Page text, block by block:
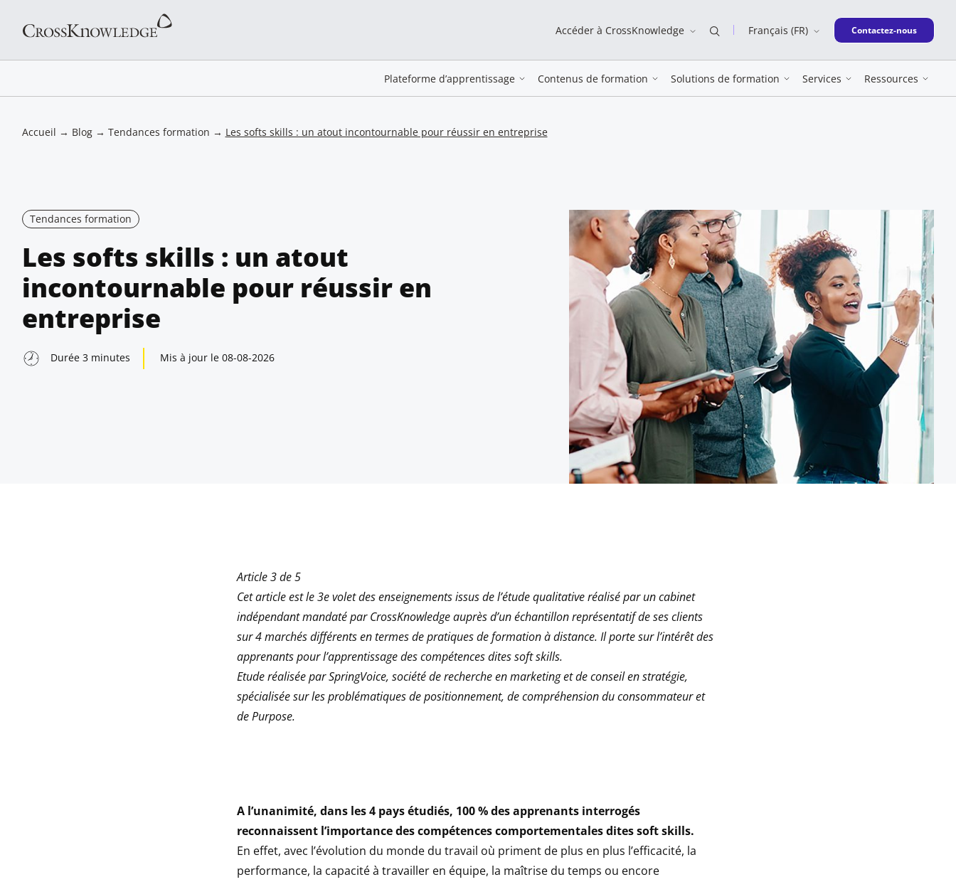
Accéder à CrossKnowledge Français (FR) New window
Contactez-nous
Plateforme d’apprentissage Contenus de formation Solutions de formation Services Ressources
Accueil → Blog→ Tendances formation → Les softs skills : un atout incontournable pour réussir en entreprise
Tendances formation
Les softs skills : un atout
incontournable pour réussir en
entreprise
Durée 3 minutes Mis à jour le 08-08-2026
Article 3 de 5
Cet article est le 3e volet des enseignements issus de l’étude qualitative réalisé par un cabinet
indépendant mandaté par CrossKnowledge auprès d’un échantillon représentatif de ses clients
sur 4 marchés différents en termes de pratiques de formation à distance. Il porte sur l’intérêt des
apprenants pour l’apprentissage des compétences dites soft skills.
Etude réalisée par SpringVoice, société de recherche en marketing et de conseil en stratégie,
spécialisée sur les problématiques de positionnement, de compréhension du consommateur et
de Purpose.
A l’unanimité, dans les 4 pays étudiés, 100 % des apprenants interrogés
reconnaissent l’importance des compétences comportementales dites soft skills.
En effet, avec l’évolution du monde du travail où priment de plus en plus l’efficacité, la
performance, la capacité à travailler en équipe, la maîtrise du temps ou encore